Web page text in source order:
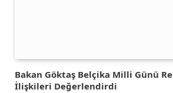
Bakan Göktaş Belçika Milli Günü
İlişkileri Değerlendirdi